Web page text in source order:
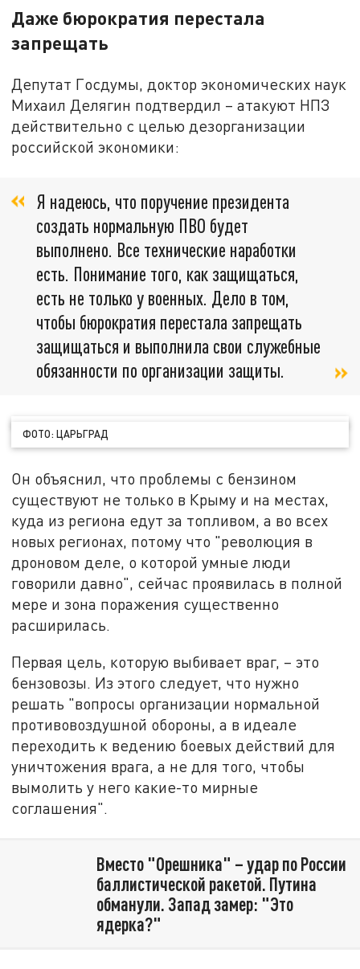
Даже бюрократия перестала
запрещать
Депутат Госдумы, доктор экономических наук
Михаил Делягин подтвердил – атакуют НПЗ
действительно с целью дезорганизации
российской экономики:
Я надеюсь, что поручение президента
создать нормальную ПВО будет
выполнено. Все технические наработки
есть. Понимание того, как защищаться,
есть не только у военных. Дело в том,
чтобы бюрократия перестала запрещать
защищаться и выполнила свои служебные
обязанности по организации защиты.
ФОТО: ЦАРЬГРАД
Он объяснил, что проблемы с бензином
существуют не только в Крыму и на местах,
куда из региона едут за топливом, а во всех
новых регионах, потому что "революция в
дроновом деле, о которой умные люди
говорили давно", сейчас проявилась в полной
мере и зона поражения существенно
расширилась.
Первая цель, которую выбивает враг, – это
бензовозы. Из этого следует, что нужно
решать "вопросы организации нормальной
противовоздушной обороны, а в идеале
переходить к ведению боевых действий для
уничтожения врага, а не для того, чтобы
вымолить у него какие-то мирные
соглашения".
Вместо "Орешника" – удар по России
баллистической ракетой. Путина
обманули. Запад замер: "Это
ядерка?"